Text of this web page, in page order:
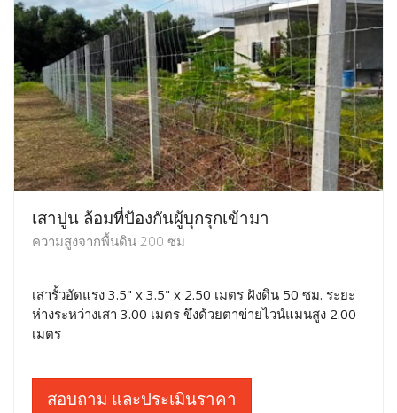
เสาปูน ล้อมที่ป้องกันผู้บุกรุกเข้ามา
ความสูงจากพื้นดิน 200 ซม
เสารั้วอัดแรง 3.5" x 3.5" x 2.50 เมตร ฝังดิน 50 ซม. ระยะ
ห่างระหว่างเสา 3.00 เมตร ขึงด้วยตาข่ายไวน์แมนสูง 2.00
เมตร
สอบถาม และประเมินราคา